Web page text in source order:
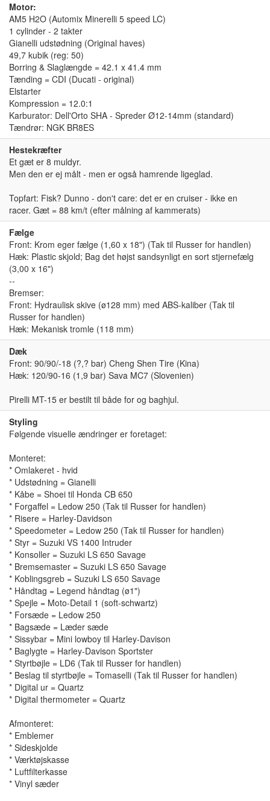
Motor:
AM5 H2O (Automix Minerelli 5 speed LC)
1 cylinder - 2 takter
Gianelli udstødning (Original haves)
49,7 kubik (reg: 50)
Borring & Slaglængde = 42.1 x 41.4 mm
Tænding = CDI (Ducati - original)
Elstarter
Kompression = 12.0:1
Karburator: Dell'Orto SHA - Spreder Ø12-14mm (standard)
Tændrør: NGK BR8ES
Hestekræfter
Et gæt er 8 muldyr.
Men den er ej målt - men er også hamrende ligeglad.
Topfart: Fisk? Dunno - don't care: det er en cruiser - ikke en
racer. Gæt = 88 km/t (efter målning af kammerats)
Fælge
Front: Krom eger fælge (1,60 x 18") (Tak til Russer for handlen)
Hæk: Plastic skjold; Bag det højst sandsynligt en sort stjernefælg
(3,00 x 16")
--
Bremser:
Front: Hydraulisk skive (ø128 mm) med ABS-kaliber (Tak til
Russer for handlen)
Hæk: Mekanisk tromle (118 mm)
Dæk
Front: 90/90/-18 (?,? bar) Cheng Shen Tire (Kina)
Hæk: 120/90-16 (1,9 bar) Sava MC7 (Slovenien)
Pirelli MT-15 er bestilt til både for og baghjul.
Styling
Følgende visuelle ændringer er foretaget:
Monteret:
* Omlakeret - hvid
* Udstødning = Gianelli
* Kåbe = Shoei til Honda CB 650
* Forgaffel = Ledow 250 (Tak til Russer for handlen)
* Risere = Harley-Davidson
* Speedometer = Ledow 250 (Tak til Russer for handlen)
* Styr = Suzuki VS 1400 Intruder
* Konsoller = Suzuki LS 650 Savage
* Bremsemaster = Suzuki LS 650 Savage
* Koblingsgreb = Suzuki LS 650 Savage
* Håndtag = Legend håndtag (ø1")
* Spejle = Moto-Detail 1 (soft-schwartz)
* Forsæde = Ledow 250
* Bagsæde = Læder sæde
* Sissybar = Mini lowboy til Harley-Davison
* Baglygte = Harley-Davison Sportster
* Styrtbøjle = LD6 (Tak til Russer for handlen)
* Beslag til styrtbøjle = Tomaselli (Tak til Russer for handlen)
* Digital ur = Quartz
* Digital thermometer = Quartz
Afmonteret:
* Emblemer
* Sideskjolde
* Værktøjskasse
* Luftfilterkasse
* Vinyl sæder